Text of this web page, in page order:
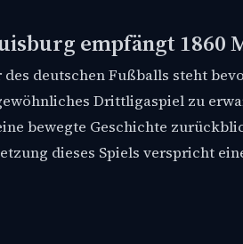
empfängt 1860
deutschen Fußballs steht
Drittligaspiel zu
bewegte Geschichte
dieses Spiels verspricht